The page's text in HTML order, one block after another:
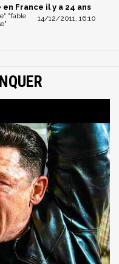
France il y a 24 ans
14/12/2011, 16:10
"fable